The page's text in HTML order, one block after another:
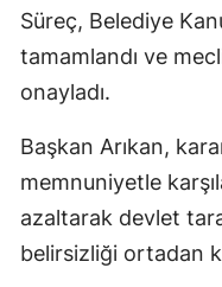
Süreç, Belediye
tamamlandı ve
onayladı.
Başkan Arıkan,
memnuniyetle
azaltarak devlet
belirsizliği ortadan